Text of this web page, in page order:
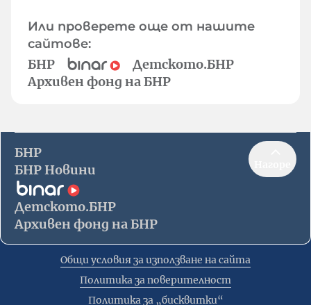
Или проверете още от нашите
сайтове:
БНР
Детското.БНР
Архивен фонд на БНР
БНР
БНР Новини
Детското.БНР
Архивен фонд на БНР
Общи условия за използване на сайта
Политика за поверителност
Политика за „бисквитки“